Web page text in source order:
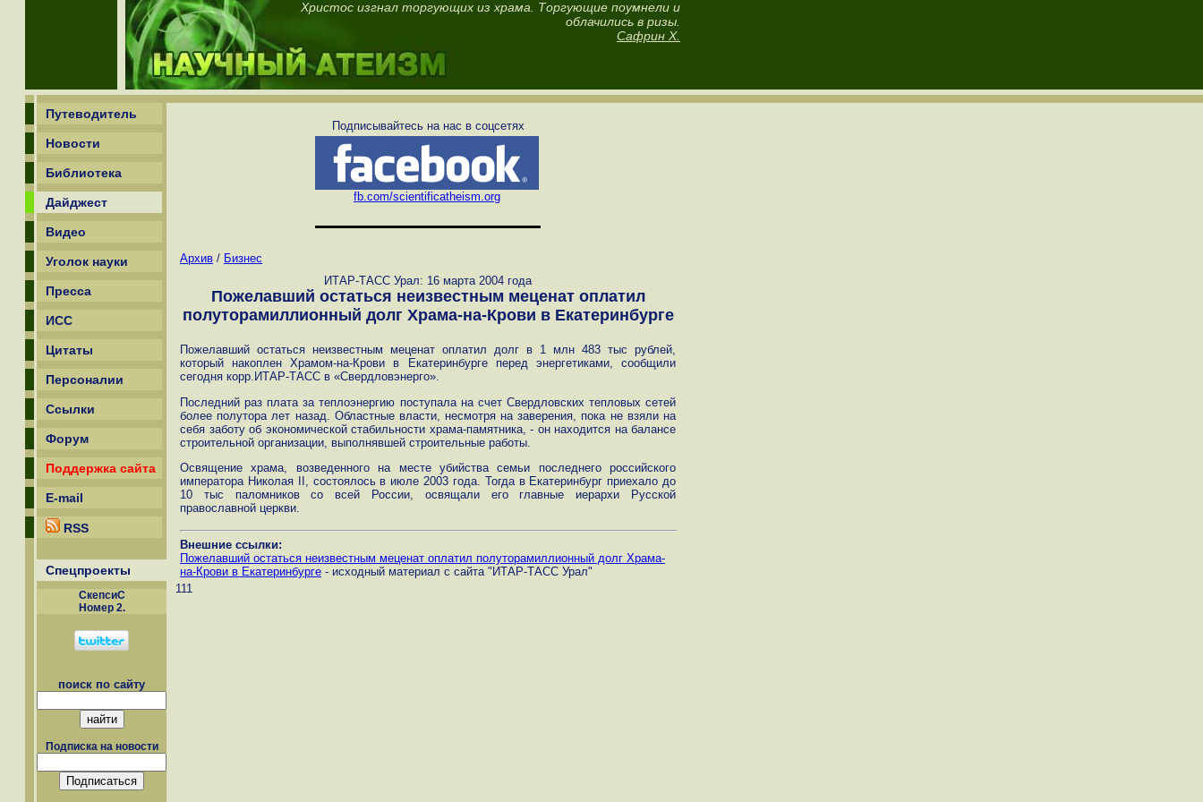
Христос изгнал торгующих из храма. Торгующие поумнели и
облачились в ризы.
Сафрин Х.
Путеводитель
Новости
Библиотека
Дайджест
Видео
Уголок науки
Пресса
ИСС
Цитаты
Персоналии
Ссылки
Форум
Поддержка сайта
E-mail
RSS
Спецпроекты
СкепсиС
Номер 2.
поиск по сайту
Подписка на новости
Подписывайтесь на нас в соцсетях
fb.com/scientificatheism.org
Архив / Бизнес
ИТАР-ТАСС Урал: 16 марта 2004 года
Пожелавший остаться неизвестным меценат оплатил
полуторамиллионный долг Храма-на-Крови в Екатеринбурге
Пожелавший остаться неизвестным меценат оплатил долг в 1 млн 483 тыс рублей,
который накоплен Храмом-на-Крови в Екатеринбурге перед энергетиками, сообщили
сегодня корр.ИТАР-ТАСС в «Свердловэнерго».
Последний раз плата за теплоэнергию поступала на счет Свердловских тепловых сетей
более полутора лет назад. Областные власти, несмотря на заверения, пока не взяли на
себя заботу об экономической стабильности храма-памятника, - он находится на балансе
строительной организации, выполнявшей строительные работы.
Освящение храма, возведенного на месте убийства семьи последнего российского
императора Николая II, состоялось в июле 2003 года. Тогда в Екатеринбург приехало до
10 тыс паломников со всей России, освящали его главные иерархи Русской
православной церкви.
Внешние ссылки:
Пожелавший остаться неизвестным меценат оплатил полуторамиллионный долг Храма-
на-Крови в Екатеринбурге - исходный материал с сайта "ИТАР-ТАСС Урал"
111